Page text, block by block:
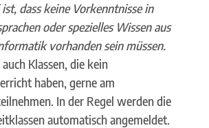
dass keine Vorkenntnisse in
oder spezielles Wissen aus
vorhanden sein müssen.
Klassen, die kein
haben, gerne am
In der Regel werden die
automatisch angemeldet.